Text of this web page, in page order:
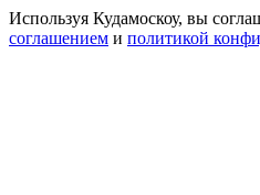
Используя Кудамоскоу, вы
соглашением и политикой